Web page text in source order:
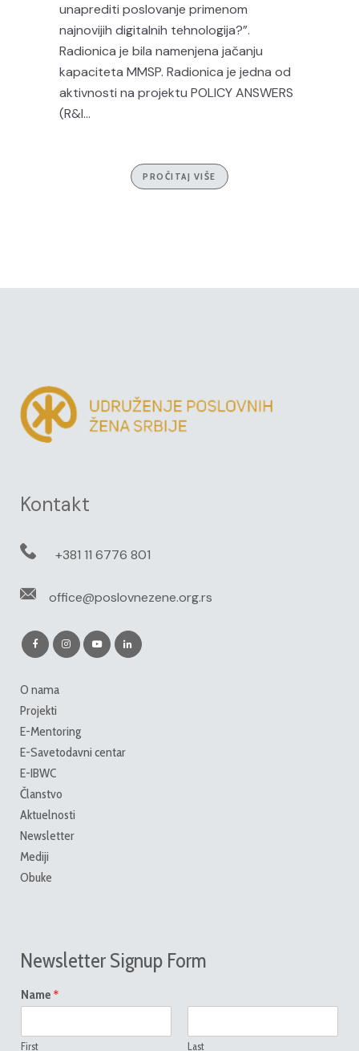
unaprediti poslovanje primenom
najnovijih digitalnih tehnologija?”.
Radionica je bila namenjena jačanju
kapaciteta MMSP. Radionica je jedna od
aktivnosti na projektu POLICY ANSWERS
(R&I...
PROČITAJ VIŠE
Kontakt
+381 11 6776 801
office@poslovnezene.org.rs
O nama
Projekti
E-Mentoring
E-Savetodavni centar
E-IBWC
Članstvo
Aktuelnosti
Newsletter
Mediji
Obuke
Newsletter Signup Form
Name *
First Last